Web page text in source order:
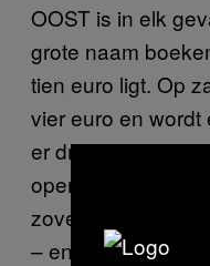
OOST is in elk
grote naam
tien euro ligt. Op
vier euro en
er draait. Als ze
zoveel zorgen
– en heel